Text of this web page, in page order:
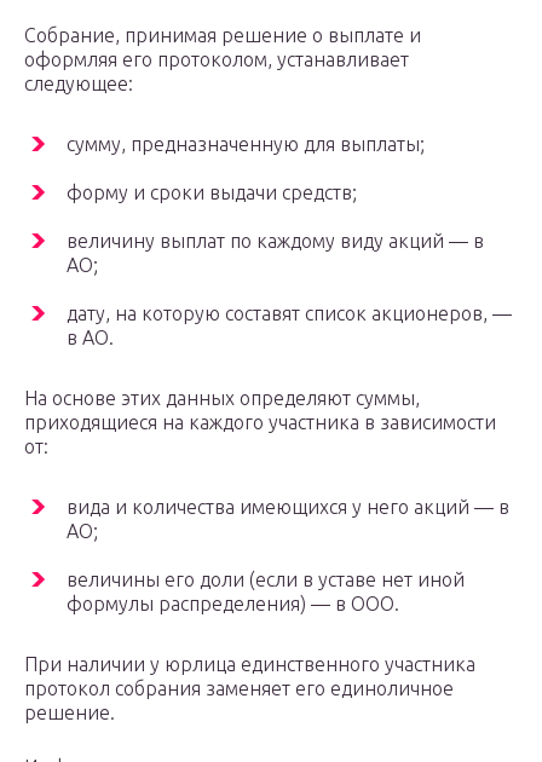
Собрание, принимая решение о выплате и
оформляя его протоколом, устанавливает
следующее:
сумму, предназначенную для выплаты;
форму и сроки выдачи средств;
величину выплат по каждому виду акций — в
АО;
дату, на которую составят список акционеров, —
в АО.
На основе этих данных определяют суммы,
приходящиеся на каждого участника в зависимости
от:
вида и количества имеющихся у него акций — в
АО;
величины его доли (если в уставе нет иной
формулы распределения) — в ООО.
При наличии у юрлица единственного участника
протокол собрания заменяет его единоличное
решение.